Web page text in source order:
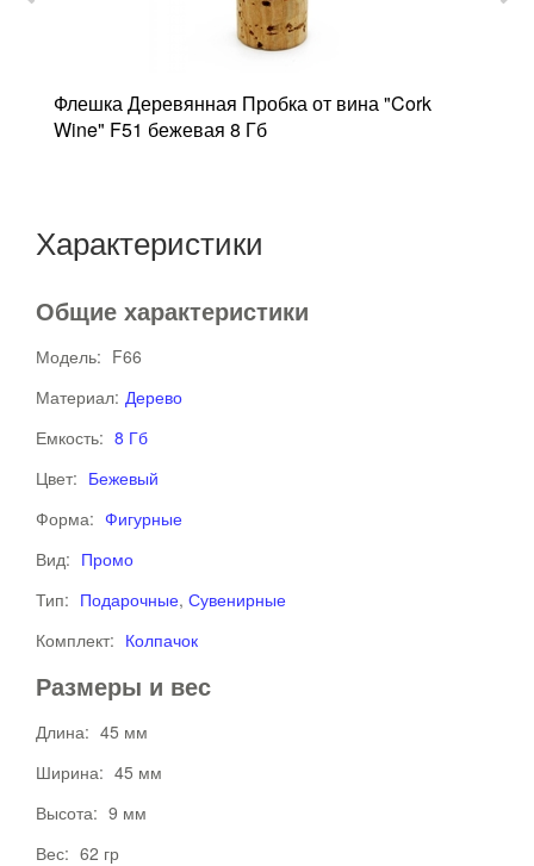
Флешка Деревянная Пробка от вина "Cork
Wine" F51 бежевая 8 Гб
Характеристики
Общие характеристики
Модель: F66
Материал: Дерево
Емкость: 8 Гб
Цвет: Бежевый
Форма: Фигурные
Вид: Промо
Тип: Подарочные, Сувенирные
Комплект: Колпачок
Размеры и вес
Длина: 45 мм
Ширина: 45 мм
Высота: 9 мм
Вес: 62 гр